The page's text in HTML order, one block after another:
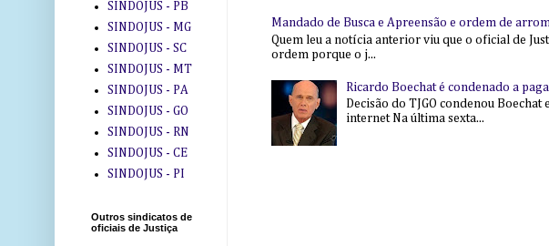
Mandado de Busca e Apreensão e ordem de
Quem leu a notícia anterior viu que o oficial de
ordem porque o j...
Ricardo Boechat é condenado a
Decisão do TJGO condenou
internet Na última sexta...
SINDOJUS - PB
SINDOJUS - MG
SINDOJUS - SC
SINDOJUS - MT
SINDOJUS - PA
SINDOJUS - GO
SINDOJUS - RN
SINDOJUS - CE
SINDOJUS - PI
Outros sindicatos de
oficiais de Justiça